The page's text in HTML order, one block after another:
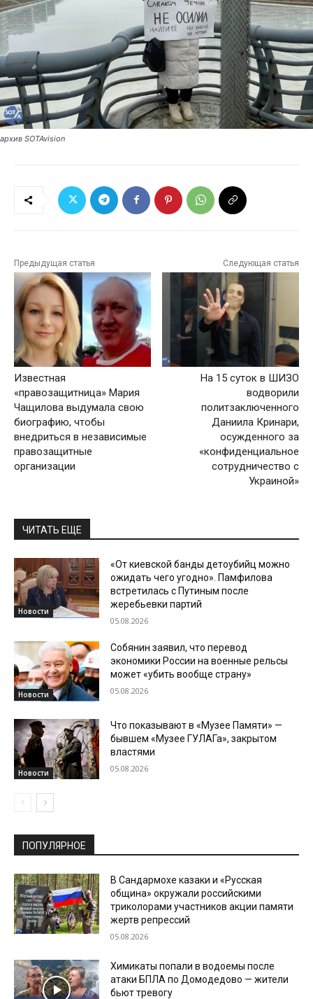
архив SOTAvision
Предыдущая статья
Известная
«правозащитница» Мария
Чащилова выдумала свою
биографию, чтобы
внедриться в независимые
правозащитные
организации
Следующая статья
На 15 суток в ШИЗО
водворили
политзаключенного
Даниила Кринари,
осужденного за
«конфиденциальное
сотрудничество с
Украиной»
ЧИТАТЬ ЕЩЕ
Новости
«От киевской банды детоубийц можно
ожидать чего угодно». Памфилова
встретилась с Путиным после
жеребьевки партий
05.08.2026
Новости
Собянин заявил, что перевод
экономики России на военные рельсы
может «убить вообще страну»
05.08.2026
Новости
Что показывают в «Музее Памяти» —
бывшем «Музее ГУЛАГа», закрытом
властями
05.08.2026
ПОПУЛЯРНОЕ
В Сандармохе казаки и «Русская
община» окружали российскими
триколорами участников акции памяти
жертв репрессий
05.08.2026
Химикаты попали в водоемы после
атаки БПЛА по Домодедово — жители
бьют тревогу